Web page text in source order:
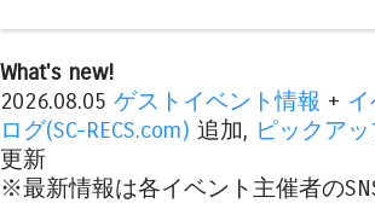
What's new!
2026.08.05 ゲストイベント情報 +
ログ(SC-RECS.com) 追加, ピックア
更新
※最新情報は各イベント主催者の